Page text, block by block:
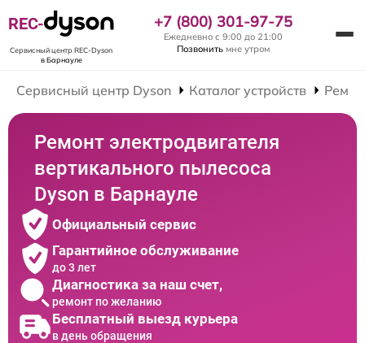
REC-
Сервисный центр REC-Dyson
в Барнауле
+7 (800) 301-97-75
Ежедневно с 9:00 до 21:00
Позвонить мне утром
Сервисный центр Dyson Каталог устройств
Ремонт электродвигателя
вертикального пылесоса
Dyson в Барнауле
Официальный сервис
Гарантийное обслуживание
до 3 лет
Диагностика за наш счет,
ремонт по желанию
Бесплатный выезд курьера
в день обращения